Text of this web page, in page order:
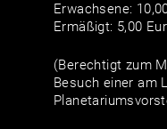
Erwachsene:
Ermäßigt: 5,00
(Berechtigt zum
Besuch einer am